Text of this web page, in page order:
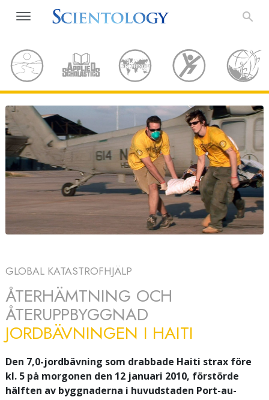
GLOBAL KATASTROFHJÄLP
ÅTERHÄMTNING OCH
ÅTERUPPBYGGNAD
JORDBÄVNINGEN I HAITI
Den 7,0-jordbävning som drabbade Haiti strax före
kl. 5 på morgonen den 12 januari 2010, förstörde
hälften av byggnaderna i huvudstaden Port-au-